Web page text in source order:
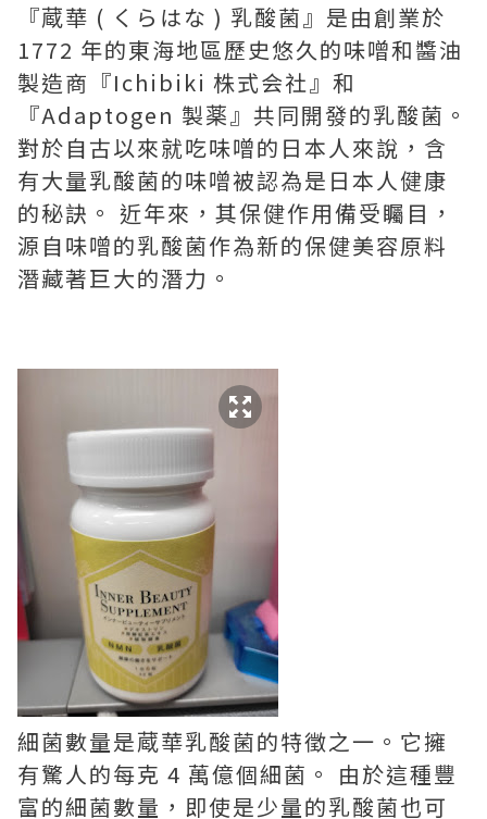
『蔵華 ( くらはな ) 乳酸菌』是由創業於
1772 年的東海地區歷史悠久的味噌和醬油
製造商『Ichibiki 株式会社』和
『Adaptogen 製薬』共同開發的乳酸菌。
對於自古以來就吃味噌的日本人來說，含
有大量乳酸菌的味噌被認為是日本人健康
的秘訣。 近年來，其保健作用備受矚目，
源自味噌的乳酸菌作為新的保健美容原料
潛藏著巨大的潛力。
細菌數量是蔵華乳酸菌的特徵之一。它擁
有驚人的每克 4 萬億個細菌。 由於這種豐
富的細菌數量，即使是少量的乳酸菌也可